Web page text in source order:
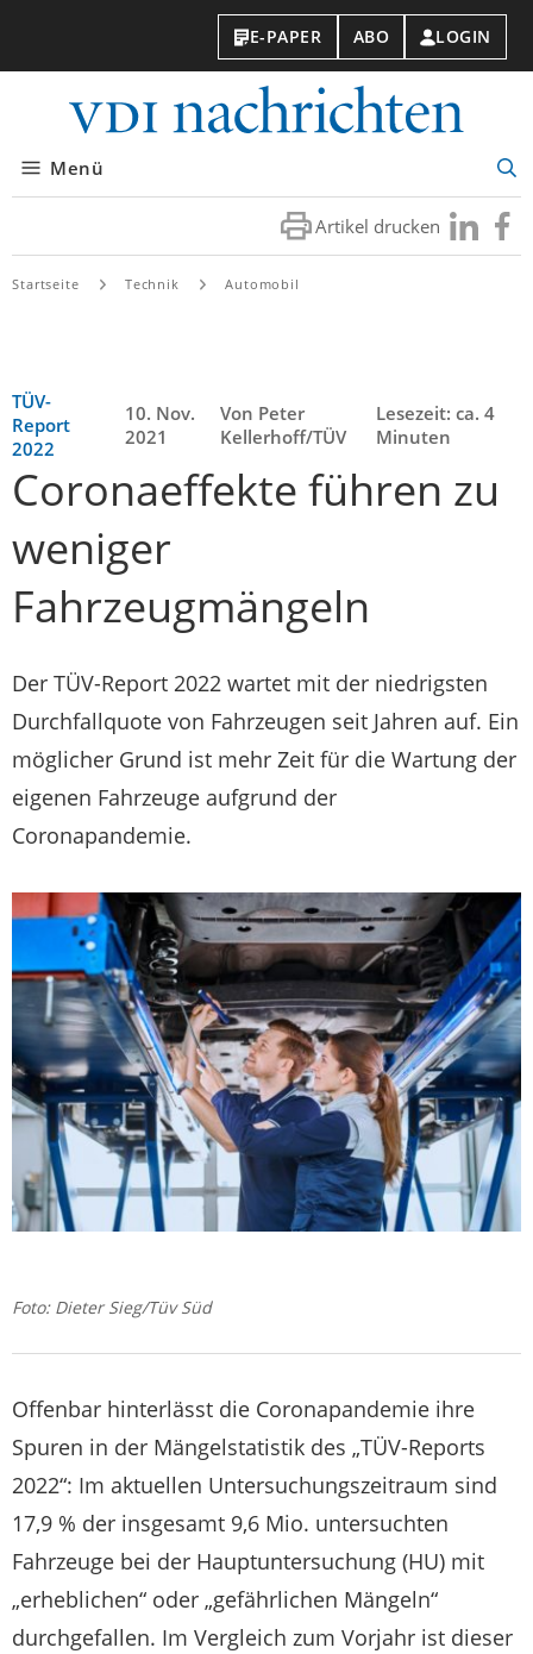
E-PAPER ABO LOGIN
Menü
Artikel drucken Besuchen
Sie
Sie
Startseite Technik Automobil
TÜV-
Report
2022
10. Nov.
2021
Von Peter
Kellerhoff/TÜV
Lesezeit: ca. 4
Minuten
Coronaeffekte führen zu
weniger
Fahrzeugmängeln
Der TÜV-Report 2022 wartet mit der niedrigsten
Durchfallquote von Fahrzeugen seit Jahren auf. Ein
möglicher Grund ist mehr Zeit für die Wartung der
eigenen Fahrzeuge aufgrund der
Coronapandemie.
Foto: Dieter Sieg/Tüv Süd
Offenbar hinterlässt die Coronapandemie ihre
Spuren in der Mängelstatistik des „TÜV-Reports
2022“: Im aktuellen Untersuchungszeitraum sind
17,9 % der insgesamt 9,6 Mio. untersuchten
Fahrzeuge bei der Hauptuntersuchung (HU) mit
„erheblichen“ oder „gefährlichen Mängeln“
durchgefallen. Im Vergleich zum Vorjahr ist dieser